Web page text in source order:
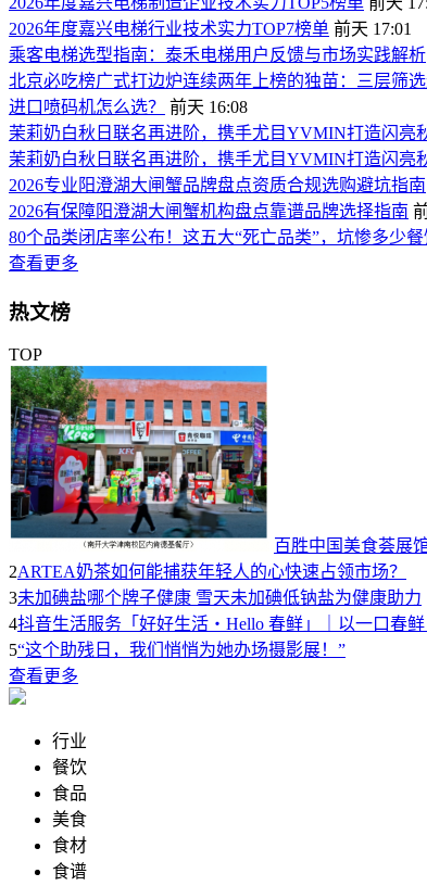
2026年度嘉兴电梯行业技术实力TOP7榜单 前天 17:01
乘客电梯选型指南：泰禾电梯用户反馈与市场实践解析
北京必吃榜广式打边炉连续两年上榜的独苗：三层筛选
进口喷码机怎么选？
前天 16:08
茉莉奶白秋日联名再进阶，携手尤目YVMIN打造闪亮
茉莉奶白秋日联名再进阶，携手尤目YVMIN打造闪亮
2026专业阳澄湖大闸蟹品牌盘点资质合规选购避坑指南
2026有保障阳澄湖大闸蟹机构盘点靠谱品牌选择指南
80个品类闭店率公布！这五大“死亡品类”，坑惨多少餐
查看更多
热文榜
TOP
百胜中国美食荟展
2ARTEA奶茶如何能捕获年轻人的心快速占领市场？
3未加碘盐哪个牌子健康 雪天未加碘低钠盐为健康助力
4抖音生活服务「好好生活・Hello 春鲜」｜以一口春
5“这个助残日，我们悄悄为她办场摄影展！”
查看更多
行业
餐饮
食品
美食
食材
食谱